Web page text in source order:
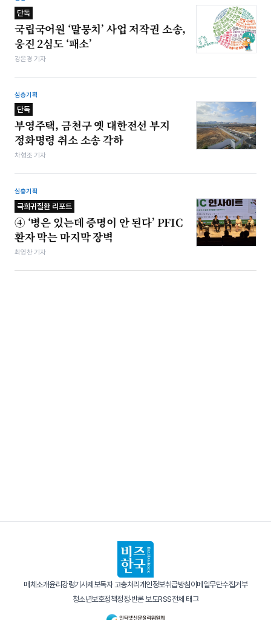
단독
국립국어원 ‘말뭉치’ 사업 저작권 소송,
웅진 2심도 ‘패소’
강은경 기자
심층기획
단독
부영주택, 금천구 옛 대한전선 부지
정화명령 취소 소송 각하
차형조 기자
심층기획
극희귀질환 리포트
④ ‘병은 있는데 증명이 안 된다’ PFIC
환자 막는 마지막 장벽
최영찬 기자
매체소개윤리강령기사제보독자 고충처리 개인정보취급방침이메일무단수집거부
청소년보호정책정정·반론 보도RSS전체 태그